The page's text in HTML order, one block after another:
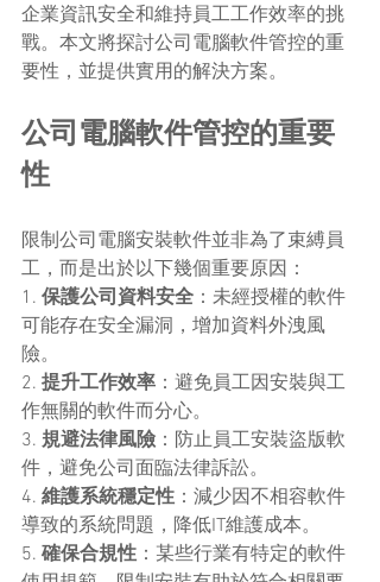
企業資訊安全和維持員工工作效率的挑
戰。本文將探討公司電腦軟件管控的重
要性，並提供實用的解決方案。
公司電腦軟件管控的重要
性
限制公司電腦安裝軟件並非為了束縛員
工，而是出於以下幾個重要原因：
1. 保護公司資料安全 ：未經授權的軟件
可能存在安全漏洞，增加資料外洩風
險。
2. 提升工作效率 ：避免員工因安裝與工
作無關的軟件而分心。
3. 規避法律風險 ：防止員工安裝盜版軟
件，避免公司面臨法律訴訟。
4. 維護系統穩定性 ：減少因不相容軟件
導致的系統問題，降低IT維護成本。
5. 確保合規性 ：某些行業有特定的軟件